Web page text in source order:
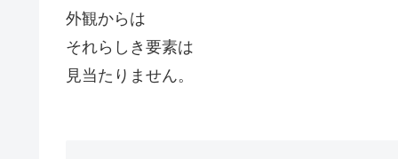
外観からは
それらしき要素は
見当たりません。